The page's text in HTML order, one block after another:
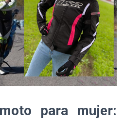
para mujer: